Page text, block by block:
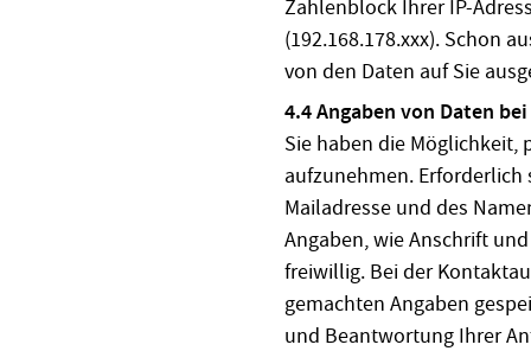
Zahlenblock Ihrer IP-
(192.168.178.xxx). Schon
von den Daten auf Sie
4.4 Angaben von Daten
Sie haben die Möglichkeit,
aufzunehmen. Erforderlich
Mailadresse und des
Angaben, wie Anschrift
freiwillig. Bei der
gemachten Angaben
und Beantwortung Ihrer